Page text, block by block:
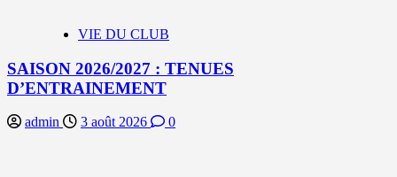
VIE DU CLUB
SAISON 2026/2027 : TENUES
D’ENTRAINEMENT
admin 3 août 2026 0